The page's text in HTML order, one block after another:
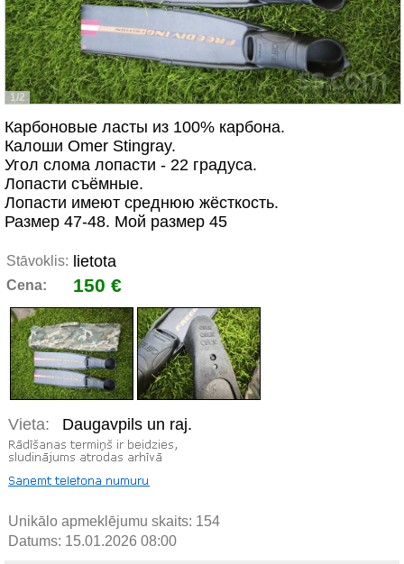
1/2
Карбоновые ласты из 100% карбона.
Калоши Omer Stingray.
Угол слома лопасти - 22 градуса.
Лопасти съёмные.
Лопасти имеют среднюю жёсткость.
Размер 47-48. Мой размер 45
Stāvoklis: lietota
Cena: 150 €
Vieta: Daugavpils un raj.
Unikālo apmeklējumu skaits: 154
Datums: 15.01.2026 08:00